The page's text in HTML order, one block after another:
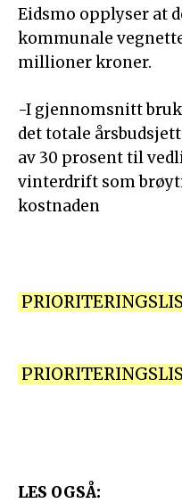
Eidsmo opplyser at
kommunale
millioner kroner.
-I gjennomsnitt
det totale
av 30 prosent til
vinterdrift som
kostnaden
LES OGSÅ: